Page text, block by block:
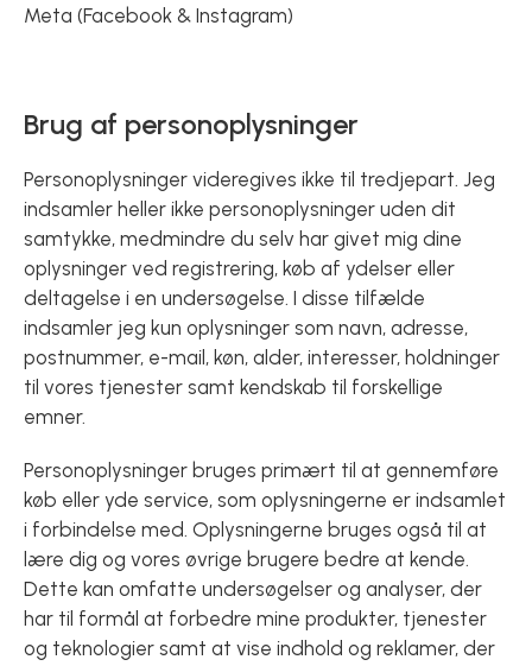
Meta (Facebook & Instagram)
Brug af personoplysninger
Personoplysninger videregives ikke til tredjepart. Jeg
indsamler heller ikke personoplysninger uden dit
samtykke, medmindre du selv har givet mig dine
oplysninger ved registrering, køb af ydelser eller
deltagelse i en undersøgelse. I disse tilfælde
indsamler jeg kun oplysninger som navn, adresse,
postnummer, e-mail, køn, alder, interesser, holdninger
til vores tjenester samt kendskab til forskellige
emner.
Personoplysninger bruges primært til at gennemføre
køb eller yde service, som oplysningerne er indsamlet
i forbindelse med. Oplysningerne bruges også til at
lære dig og vores øvrige brugere bedre at kende.
Dette kan omfatte undersøgelser og analyser, der
har til formål at forbedre mine produkter, tjenester
og teknologier samt at vise indhold og reklamer, der